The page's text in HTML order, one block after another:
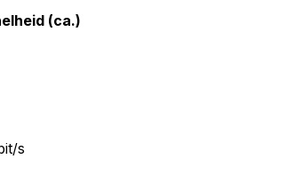
(ca.)
s